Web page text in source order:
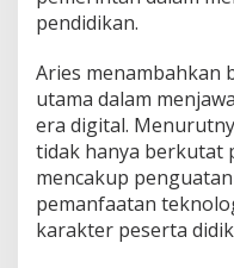
n
d
i
a
n
I
n
k
l
pendidikan.
Aries menambahkan
utama dalam
era digital.
tidak hanya berkutat
mencakup
pemanfaatan
karakter peserta